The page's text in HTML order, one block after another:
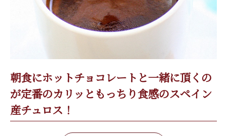
朝食にホットチョコレートと一緒に頂くの
が定番のカリッともっちり食感のスペイン
産チュロス！